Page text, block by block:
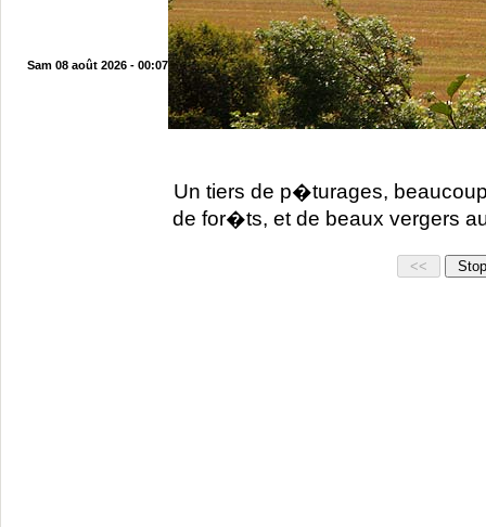
Sam 08 août 2026 - 00:07
Un tiers de p�turages,
de for�ts, et de beaux vergers